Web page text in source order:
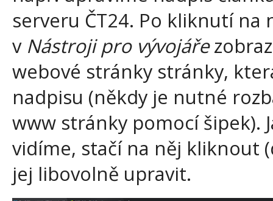
serveru ČT24. Po kliknutí na
v Nástroji pro vývojáře
webové stránky stránky,
nadpisu (někdy je nutné
www stránky pomocí šipek).
vidíme, stačí na něj kliknout
jej libovolně upravit.